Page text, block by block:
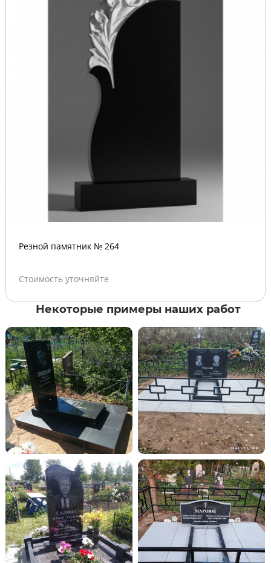
Резной памятник № 264
Стоимость уточняйте
Некоторые примеры наших работ